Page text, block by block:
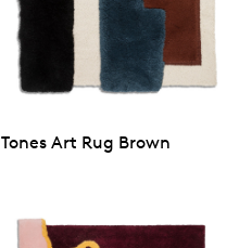
Tones Art Rug Brown